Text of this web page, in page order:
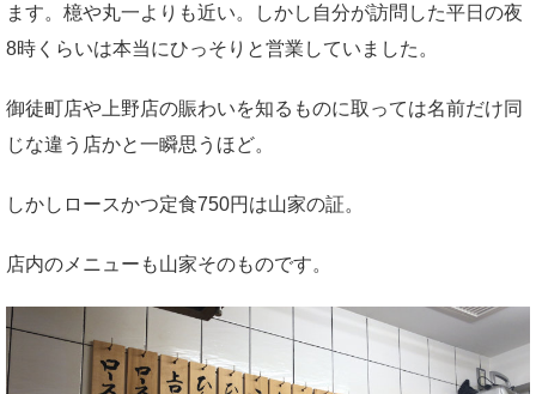
ます。檍や丸一よりも近い。しかし自分が訪問した平日の夜
8時くらいは本当にひっそりと営業していました。
御徒町店や上野店の賑わいを知るものに取っては名前だけ同
じな違う店かと一瞬思うほど。
しかしロースかつ定食750円は山家の証。
店内のメニューも山家そのものです。